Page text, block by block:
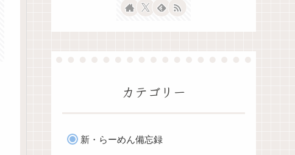
カテゴリー
新・らーめん備忘録